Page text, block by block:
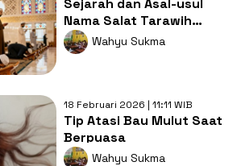
Sejarah dan Asal-usul
Nama Salat Tarawih
dalam Islam
Wahyu Sukma
18 Februari 2026 | 11:11 WIB
Tip Atasi Bau Mulut Saat
Berpuasa
Wahyu Sukma